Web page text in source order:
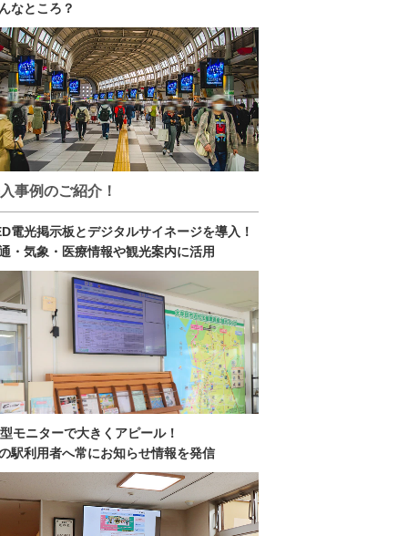
なところ？
事例のご紹介！
電光掲示板とデジタルサイネージを導入！
・気象・医療情報や観光案内に活用
モニターで大きくアピール！
駅利用者へ常にお知らせ情報を発信